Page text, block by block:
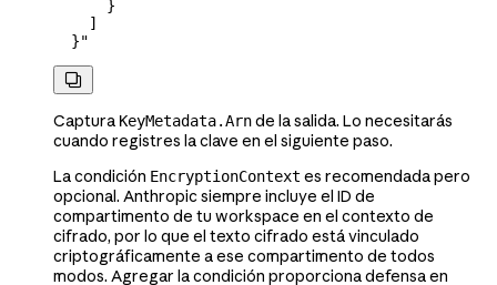
      }
    ]
  }"

Captura KeyMetadata.Arnde la salida. Lo necesitarás
cuando registres la clave en el siguiente paso.
La condición EncryptionContext es recomendada pero
opcional. Anthropic siempre incluye el ID de
compartimento de tu workspace en el contexto de
cifrado, por lo que el texto cifrado está vinculado
criptográficamente a ese compartimento de todos
modos. Agregar la condición proporciona defensa en